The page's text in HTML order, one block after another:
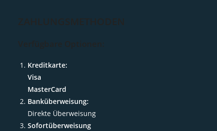
Kreditkarte:
Visa
MasterCard
Banküberweisung:
Direkte Überweisung
Sofortüberweisung